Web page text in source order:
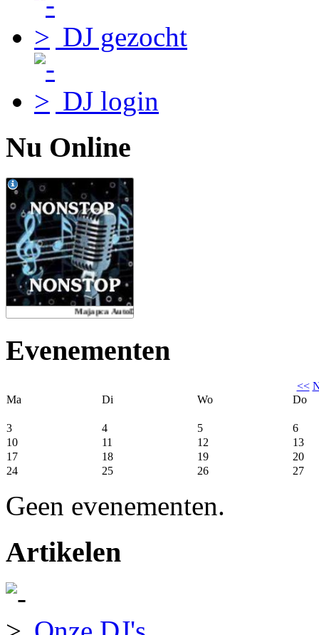
DJ gezocht
DJ login
Nu Online
Evenementen
<<
Ma
Di Wo Do
3 4 5
6
10
11 12
13
17
18 19
20
24
25 26 27
Geen evenementen.
Artikelen